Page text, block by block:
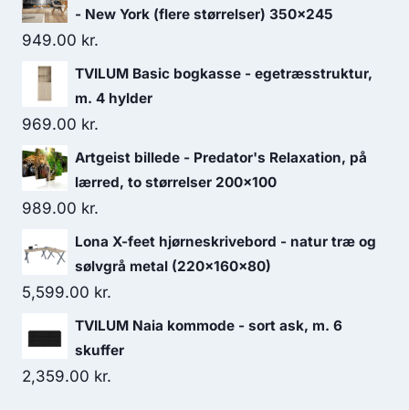
- New York (flere størrelser) 350x245
949.00 kr.
TVILUM Basic bogkasse - egetræsstruktur,
m. 4 hylder
969.00 kr.
Artgeist billede - Predator's Relaxation, på
lærred, to størrelser 200x100
989.00 kr.
Lona X-feet hjørneskrivebord - natur træ og
sølvgrå metal (220x160x80)
5,599.00 kr.
TVILUM Naia kommode - sort ask, m. 6
skuffer
2,359.00 kr.